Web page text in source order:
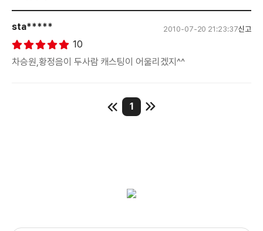
sta***** 2010-07-20 21:23:37신고
10
차승원,황정음이 두사람 캐스팅이 어울리겠지^^
1